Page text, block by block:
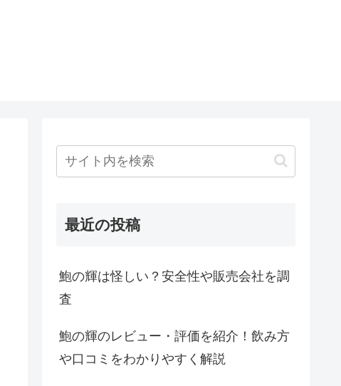
最近の投稿
鮑の輝は怪しい？安全性や販売会社を調
査
鮑の輝のレビュー・評価を紹介！飲み方
や口コミをわかりやすく解説